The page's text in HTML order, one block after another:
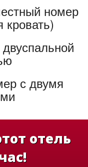
номер
кровать)
с двумя
отель